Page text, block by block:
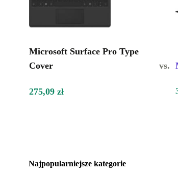
Microsoft Surface Pro Type
Cover
vs.
275,09 zł
Najpopularniejsze kategorie